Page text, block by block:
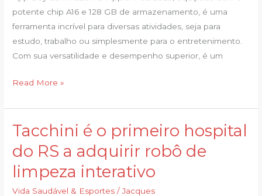
potente chip A16 e 128 GB de armazenamento, é uma
ferramenta incrível para diversas atividades, seja para
estudo, trabalho ou simplesmente para o entretenimento.
Com sua versatilidade e desempenho superior, é um
e
128
GB
aparece
desconto
Amazon
Read More »
Tacchini é o primeiro hospital
do RS a adquirir robô de
limpeza interativo
Vida Saudável & Esportes /Jacques
Tacchini
o
primeiro
hospital